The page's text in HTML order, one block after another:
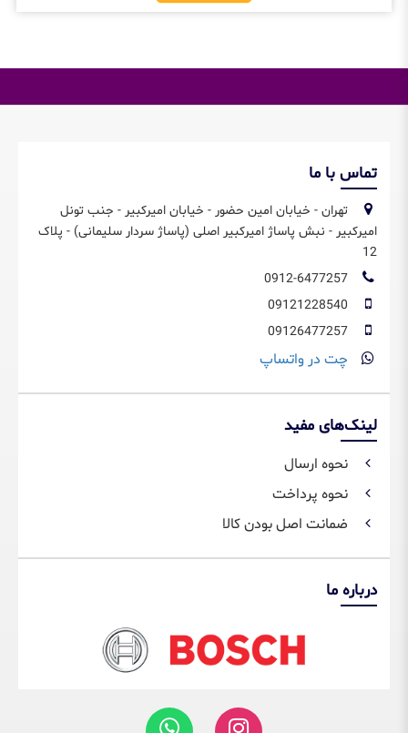
تماس با ما
تهران - خیابان امین حضور - خیابان امیرکبیر - جنب تونل
امیرکبیر - نبش پاساژ امیرکبیر اصلی (پاساژ سردار سلیمانی) - پلاک
12
چت در واتساپ
لینک‌های مفید
نحوه ارسال
نحوه پرداخت
ضمانت اصل بودن کالا
درباره ما